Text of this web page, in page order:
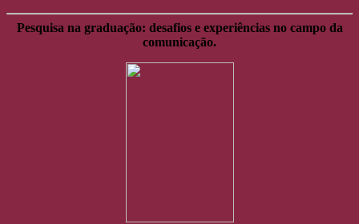
Pesquisa na graduação: desafios e experiências no campo da
comunicação.